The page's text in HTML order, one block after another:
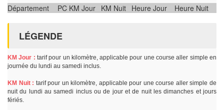
Département PC KM Jour KM Nuit Heure Jour Heure Nuit
LÉGENDE
KM Jour : tarif pour un kilomètre, applicable pour une course aller simple en
journée du lundi au samedi inclus.
KM Nuit : tarif pour un kilomètre, applicable pour une course aller simple de
nuit du lundi au samedi inclus ou de jour et de nuit les dimanches et jours
fériés.